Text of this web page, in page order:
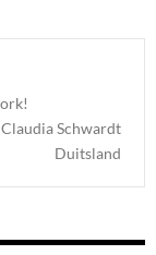
Claudia Schwardt
Duitsland